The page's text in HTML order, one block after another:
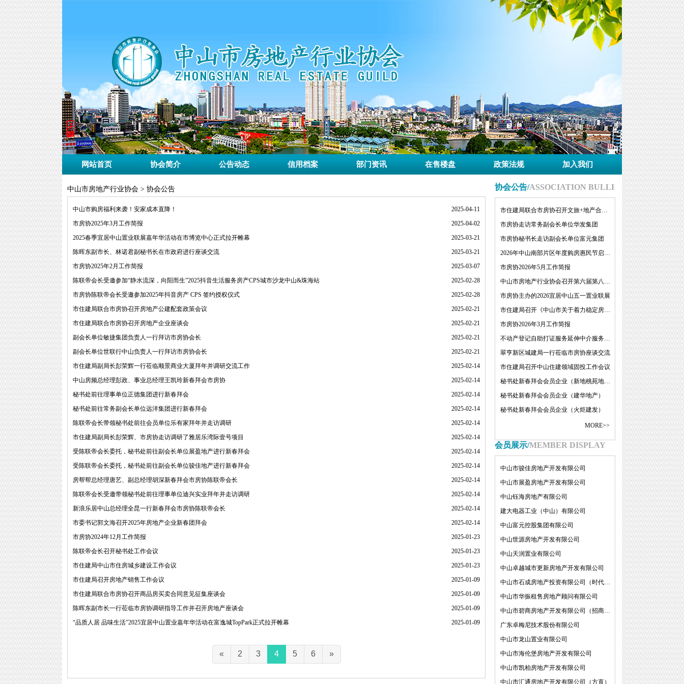
网站首页 协会简介 公告动态 信用档案 部门资讯 在售楼盘 政策法规 加入我们
中山市房地产行业协会 > 协会公告
中山市购房福利来袭！安家成本直降！
2025-04-11
市房协2025年3月工作简报
2025-04-02
2025春季宜居中山置业联展嘉年华活动在市博览中心正式拉开帷幕
2025-03-21
陈晖东副市长、林诺君副秘书长在市政府进行座谈交流
2025-03-21
市房协2025年2月工作简报
2025-03-07
陈联帝会长受邀参加“静水流深，向阳而生”2025抖音生活服务房产CPS城市沙龙中山&珠海站
2025-02-28
市房协陈联帝会长受邀参加2025年抖音房产 CPS 签约授权仪式
2025-02-28
市住建局联合市房协召开房地产公建配套政策会议
2025-02-21
市住建局联合市房协召开房地产企业座谈会
2025-02-21
副会长单位敏捷集团负责人一行拜访市房协会长
2025-02-21
副会长单位世联行中山负责人一行拜访市房协会长
2025-02-21
市住建局副局长彭荣辉一行莅临顺景商业大厦拜年并调研交流工作
2025-02-14
中山房频总经理彭政、事业总经理王凯玲新春拜会市房协
2025-02-14
秘书处前往理事单位正德集团进行新春拜会
2025-02-14
秘书处前往常务副会长单位远洋集团进行新春拜会
2025-02-14
陈联帝会长带领秘书处前往会员单位乐有家拜年并走访调研
2025-02-14
市住建局副局长彭荣辉、市房协走访调研了雅居乐湾际壹号项目
2025-02-14
受陈联帝会长委托，秘书处前往副会长单位展盈地产进行新春拜会
2025-02-14
受陈联帝会长委托，秘书处前往副会长单位骏佳地产进行新春拜会
2025-02-14
房帮帮总经理唐艺、副总经理胡深新春拜会市房协陈联帝会长
2025-02-14
陈联帝会长受邀带领秘书处前往理事单位迪兴实业拜年并走访调研
2025-02-14
新浪乐居中山总经理全昆一行新春拜会市房协陈联帝会长
2025-02-14
市委书记郭文海召开2025年房地产企业新春团拜会
2025-02-14
市房协2024年12月工作简报
2025-01-23
陈联帝会长召开秘书处工作会议
2025-01-23
市住建局中山市住房城乡建设工作会议
2025-01-23
市住建局召开房地产销售工作会议
2025-01-09
市住建局联合市房协召开商品房买卖合同意见征集座谈会
2025-01-09
陈晖东副市长一行莅临市房协调研指导工作并召开房地产座谈会
2025-01-09
“品质人居 品味生活”2025宜居中山置业嘉年华活动在富逸城TopPark正式拉开帷幕
2025-01-09
« 2 3 4 5 6 »
协会公告/ASSOCIATION BULLETINMORE
市住建局联合市房协召开文旅+地产合作对接会
市房协走访常务副会长单位华发集团
市房协秘书长走访副会长单位富元集团
2026年中山南部片区年度购房惠民节启动仪式
市房协2026年5月工作简报
中山市房地产行业协会召开第六届第八次理事会
市房协主办的2026宜居中山五一置业联展
市住建局召开《中山市关于着力稳定房地产市场的若干措施(征求意见稿）》专题研讨会
市房协2026年3月工作简报
不动产登记自助打证服务延伸中介服务点工作会议
翠亨新区城建局一行莅临市房协座谈交流
市住建局召开中山住建领域固投工作会议
秘书处新春拜会会员企业（新地桃苑地产）
秘书处新春拜会会员企业（建华地产）
秘书处新春拜会会员企业（火炬建发）
MORE>>
会员展示/MEMBER DISPLAY
中山市骏佳房地产开发有限公司
中山市展盈房地产开发有限公司
中山钰海房地产有限公司
建大电器工业（中山）有限公司
中山富元控股集团有限公司
中山世源房地产开发有限公司
中山天润置业有限公司
中山卓越城市更新房地产开发有限公司
中山市石成房地产投资有限公司（时代中国）
中山市华振租售房地产顾问有限公司
中山市碧商房地产开发有限公司（招商蛇口）
广东卓梅尼技术股份有限公司
中山市龙山置业有限公司
中山市海伦堡房地产开发有限公司
中山市凯柏房地产开发有限公司
中山市汇通房地产开发有限公司（方直）